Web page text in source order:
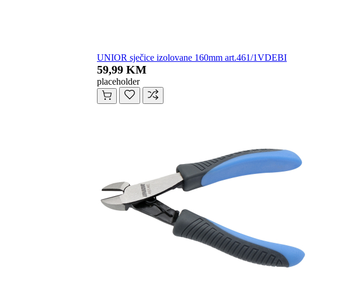
UNIOR sječice izolovane 160mm art.461/1VDEBI
59,99 KM
placeholder